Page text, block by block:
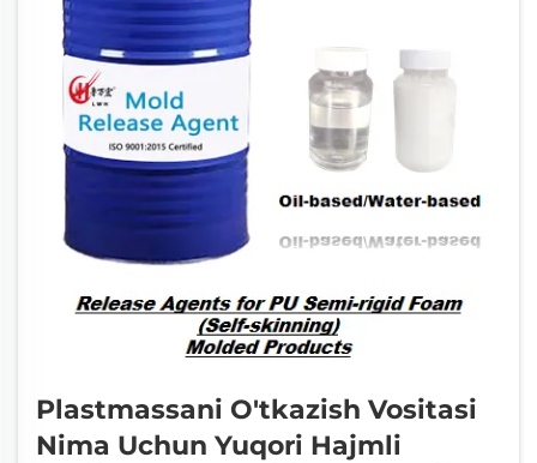
Plastmassani O'tkazish Vositasi
Nima Uchun Yuqori Hajmli